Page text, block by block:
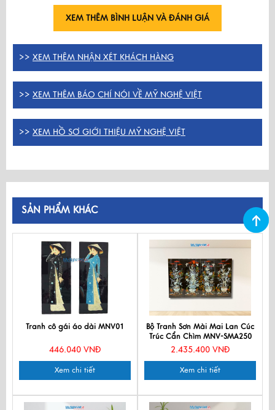
XEM THÊM BÌNH LUẬN VÀ ĐÁNH GIÁ
>> XEM THÊM NHẬN XÉT KHÁCH HÀNG
>> XEM THÊM BÁO CHÍ NÓI VỀ MỸ NGHỆ VIỆT
>> XEM HỒ SƠ GIỚI THIỆU MỸ NGHỆ VIỆT
SẢN PHẨM KHÁC
Tranh cô gái áo dài MNV01
446.040 VNĐ
Xem chi tiết
Bộ Tranh Sơn Mài Mai Lan Cúc
Trúc Cẩn Chìm MNV-SMA250
2.435.400 VNĐ
Xem chi tiết